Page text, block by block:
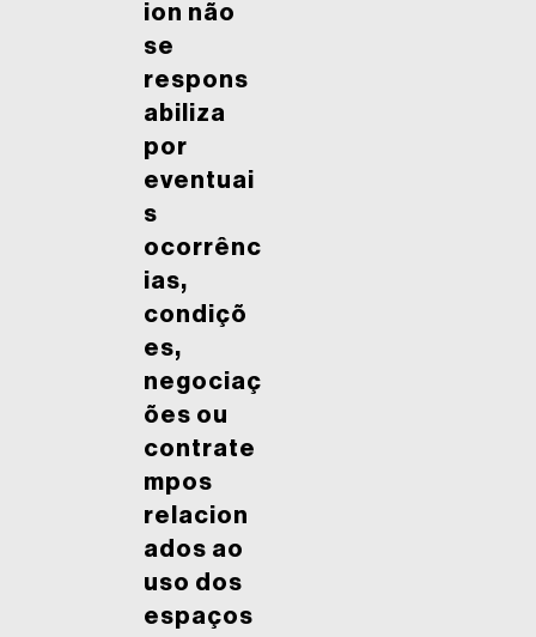
ion não
se
respons
abiliza
por
eventuai
s
ocorrênc
ias,
condiçõ
es,
negociaç
ões ou
contrate
mpos
relacion
ados ao
uso dos
espaços